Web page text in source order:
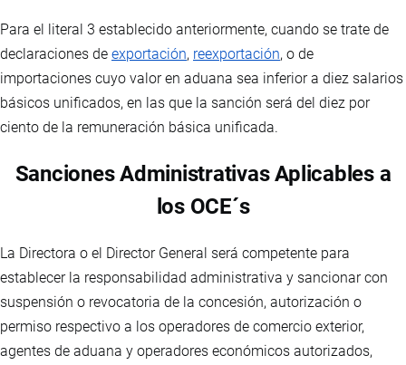
Para el literal 3 establecido anteriormente, cuando se trate de
declaraciones de exportación, reexportación, o de
importaciones cuyo valor en aduana sea inferior a diez salarios
básicos unificados, en las que la sanción será del diez por
ciento de la remuneración básica unificada.
Sanciones Administrativas Aplicables a
los OCE´s
La Directora o el Director General será competente para
establecer la responsabilidad administrativa y sancionar con
suspensión o revocatoria de la concesión, autorización o
permiso respectivo a los operadores de comercio exterior,
agentes de aduana y operadores económicos autorizados,